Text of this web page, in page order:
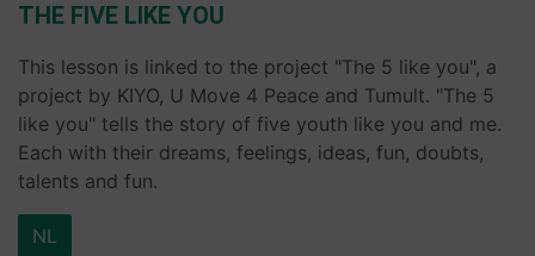
THE FIVE LIKE YOU
This lesson is linked to the project "The 5 like you", a
project by KIYO, U Move 4 Peace and Tumult. "The 5
like you" tells the story of five youth like you and me.
Each with their dreams, feelings, ideas, fun, doubts,
talents and fun.
NL